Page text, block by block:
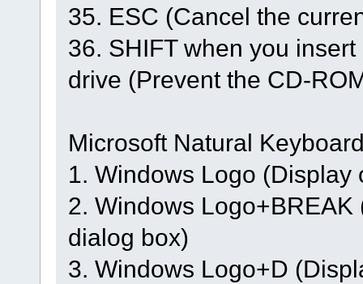
35. ESC (Cancel the
36. SHIFT when you
drive (Prevent the CD-
Microsoft Natural
1. Windows Logo (Display
2. Windows
dialog box)
3. Windows Logo+D